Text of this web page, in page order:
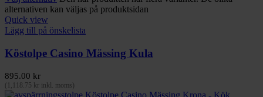
alternativen kan väljas på produktsidan
Quick view
Lägg till på önskelista
Köstolpe Casino Mässing Kula
895.00 kr
1,118.75 kr inkl. moms)